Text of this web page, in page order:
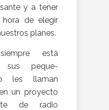
y a tener
de elegir
planes.
está
sus peque-
les llaman
un proyecto
de radio